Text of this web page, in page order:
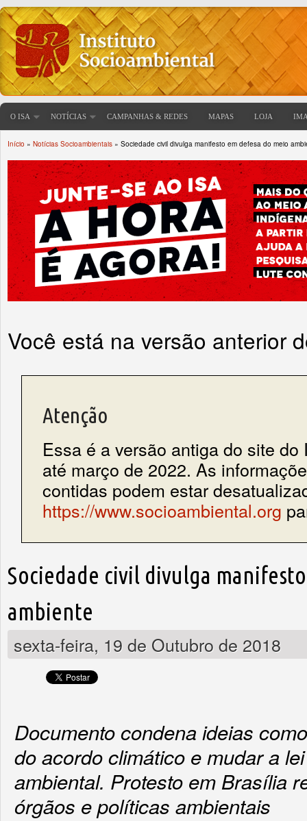
O ISA NOTÍCIAS CAMPANHAS & REDES MAPAS LOJA
Início » Notícias Socioambientais » Sociedade civil divulga manifesto em defesa do meio
Você está na versão anterior
Atenção
Essa é a versão antiga do site do
até março de 2022. As
contidas podem estar
https://www.socioambiental.org
Sociedade civil divulga
ambiente
sexta-feira, 19 de Outubro de 2018
Documento condena ideias
do acordo climático e mudar a
ambiental. Protesto em Brasília
órgãos e políticas ambientais